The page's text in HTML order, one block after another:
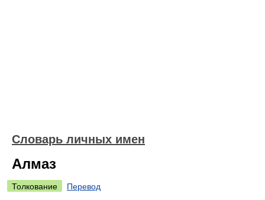
Словарь личных имен
Алмаз
Толкование
Перевод